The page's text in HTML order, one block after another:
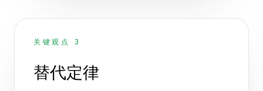
关键观点 3
替代定律